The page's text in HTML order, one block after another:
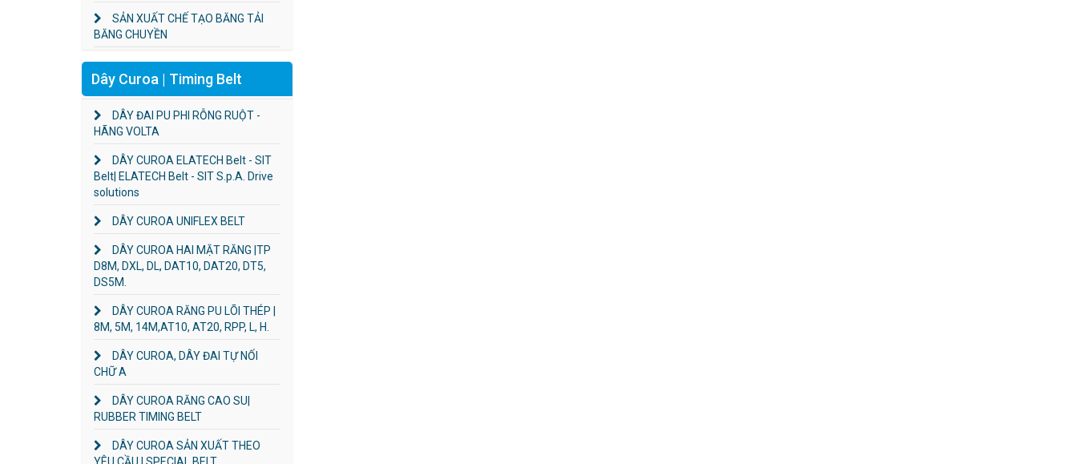
SẢN XUẤT CHẾ TẠO BĂNG TẢI
BĂNG CHUYỀN
Dây Curoa | Timing Belt
DÂY ĐAI PU PHI RỖNG RUỘT -
HÃNG VOLTA
DÂY CUROA ELATECH Belt - SIT
Belt| ELATECH Belt - SIT S.p.A. Drive
solutions
DÂY CUROA UNIFLEX BELT
DÂY CUROA HAI MẶT RĂNG |TP
D8M, DXL, DL, DAT10, DAT20, DT5,
DS5M.
DÂY CUROA RĂNG PU LÕI THÉP |
8M, 5M, 14M,AT10, AT20, RPP, L, H.
DÂY CUROA, DÂY ĐAI TỰ NỐI
CHỮ A
DÂY CUROA RĂNG CAO SU|
RUBBER TIMING BELT
DÂY CUROA SẢN XUẤT THEO
YÊU CẦU | SPECIAL BELT.